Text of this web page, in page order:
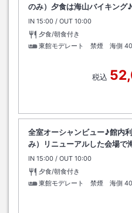
のみ）夕食は海山バイキング♪
IN チェックイン
15:00 / OUT チェックアウト
10:00
夕食/朝食付き
東館モデレート 禁煙 海側
税込
全室オーシャンビュー♪館内
み）リニューアルした会場で
IN チェックイン
15:00 / OUT チェックアウト
10:00
夕食/朝食付き
東館モデレート 禁煙 海側